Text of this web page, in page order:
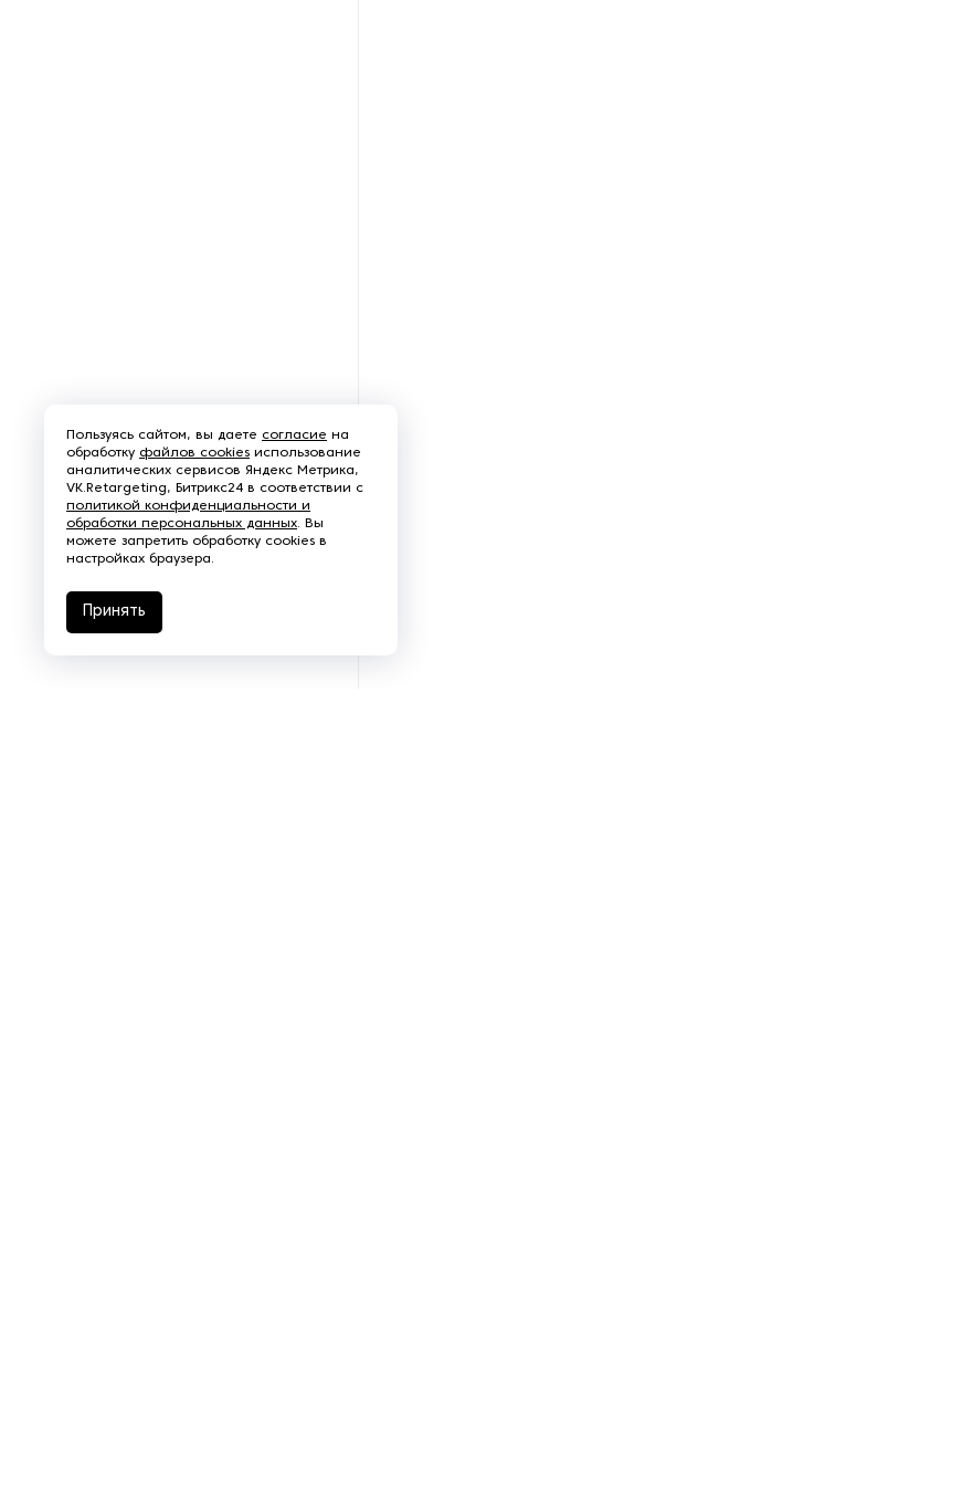
Пользуясь сайтом, вы даете согласие на
обработку файлов cookies использование
аналитических сервисов Яндекс Метрика,
VK.Retargeting, Битрикс24 в соответствии с
политикой конфиденциальности и
обработки персональных данных. Вы
можете запретить обработку cookies в
настройках браузера.
Принять